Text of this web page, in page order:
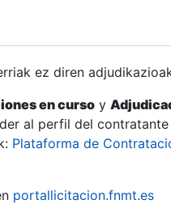
ez diren
en curso y
al perfil del contratante
Plataforma de
portallicitacion.fnmt.es